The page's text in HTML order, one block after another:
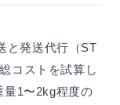
と発送代行（ST
コストを試算し
量1〜2kg程度の